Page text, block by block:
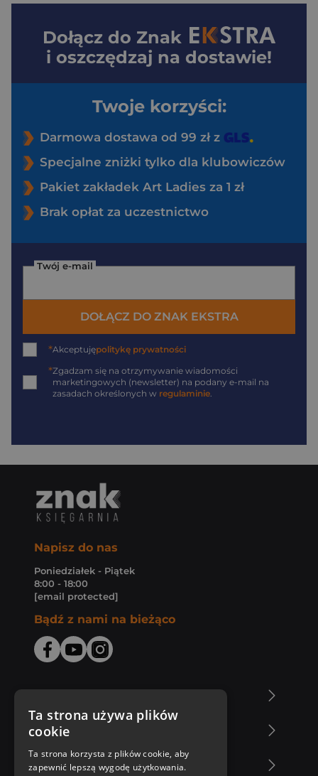
Dołącz do Znak
i oszczędzaj na dostawie!
Twoje korzyści:
Darmowa dostawa od 99 zł z
Specjalne zniżki tylko dla klubowiczów
Pakiet zakładek Art Ladies za 1 zł
Brak opłat za uczestnictwo
Twój e-mail
DOŁĄCZ DO ZNAK EKSTRA
*Akceptujępolitykę prywatności
*Zgadzam się na otrzymywanie wiadomości
marketingowych (newsletter) na podany e-mail na
zasadach określonych w regulaminie
Napisz do nas
Poniedziałek - Piątek
8:00 - 18:00
[email protected]
Bądź z nami na bieżąco
Zakupy u nas
Nasza oferta
Ta strona używa plików
cookie
Ta strona korzysta z plików cookie, aby
zapewnić lepszą wygodę użytkowania.